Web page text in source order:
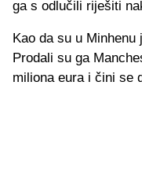
ga s odlučili riješiti
Kao da su u Minhenu
Prodali su ga
miliona eura i čini se